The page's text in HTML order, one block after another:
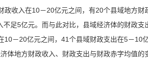
收入在10－20亿元之间，有20个县域地方财
足5亿元。而与此对比，县域经济体的财政支
－20亿元之间，41个县域财政支出在5－10亿
体地方财政收入、财政支出与财政赤字均值的